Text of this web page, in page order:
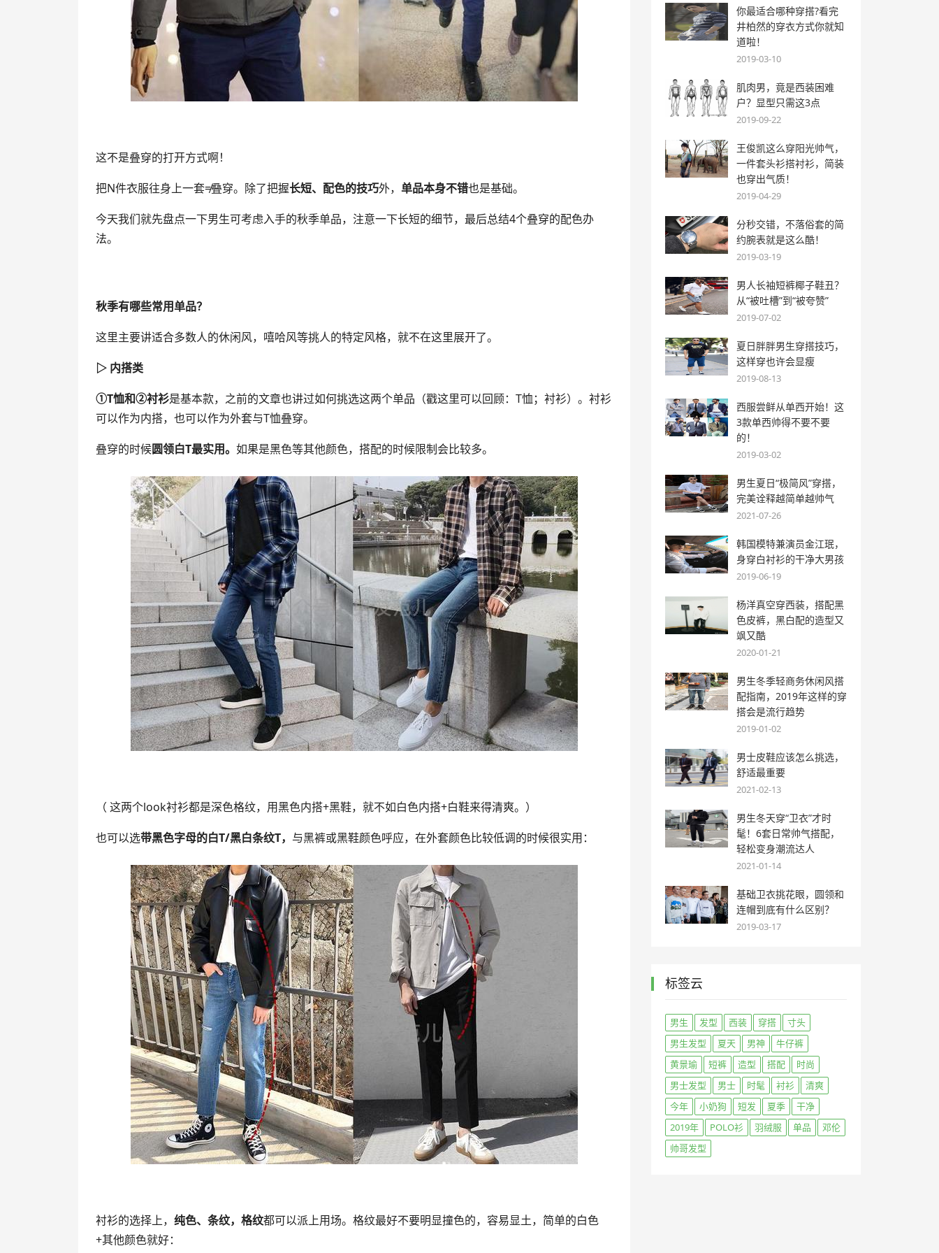
这不是叠穿的打开方式啊！
把N件衣服往身上一套≠叠穿。除了把握长短、配色的技巧外， 单品本身不错也是基础。
今天我们就先盘点一下男生可考虑入手的秋季单品，注意一下长短的细节，最后总结4个叠穿的配色办
法。
秋季有哪些常用单品？
这里主要讲适合多数人的休闲风，嘻哈风等挑人的特定风格，就不在这里展开了。
▷ 内搭类
①T恤和②衬衫是基本款，之前的文章也讲过如何挑选这两个单品（戳这里可以回顾：T恤；衬衫）。衬衫
可以作为内搭，也可以作为外套与T恤叠穿。
叠穿的时候圆领白T最实用。 如果是黑色等其他颜色，搭配的时候限制会比较多。
（ 这两个look衬衫都是深色格纹，用黑色内搭+黑鞋，就不如白色内搭+白鞋来得清爽。）
也可以选带黑色字母的白T/黑白条纹T， 与黑裤或黑鞋颜色呼应，在外套颜色比较低调的时候很实用：
衬衫的选择上， 纯色、条纹，格纹都可以派上用场。格纹最好不要明显撞色的，容易显土，简单的白色
+其他颜色就好：
你最适合哪种穿搭?看完
井柏然的穿衣方式你就知
道啦！
2019-03-10
肌肉男，竟是西装困难
户？显型只需这3点
2019-09-22
王俊凯这么穿阳光帅气，
一件套头衫搭衬衫，简装
也穿出气质！
2019-04-29
分秒交错，不落俗套的简
约腕表就是这么酷！
2019-03-19
男人长袖短裤椰子鞋丑？
从“被吐槽”到“被夸赞”
2019-07-02
夏日胖胖男生穿搭技巧，
这样穿也许会显瘦
2019-08-13
西服尝鲜从单西开始！这
3款单西帅得不要不要
的！
2019-03-02
男生夏日“极简风”穿搭，
完美诠释越简单越帅气
2021-07-26
韩国模特兼演员金江珉，
身穿白衬衫的干净大男孩
2019-06-19
杨洋真空穿西装，搭配黑
色皮裤，黑白配的造型又
飒又酷
2020-01-21
男生冬季轻商务休闲风搭
配指南，2019年这样的穿
搭会是流行趋势
2019-01-02
男士皮鞋应该怎么挑选，
舒适最重要
2021-02-13
男生冬天穿“卫衣”才时
髦！6套日常帅气搭配，
轻松变身潮流达人
2021-01-14
基础卫衣挑花眼，圆领和
连帽到底有什么区别？
2019-03-17
标签云
男生 发型 西装 穿搭
寸头
男生发型
夏天 男神
牛仔裤
黄景瑜
短裤 造型 搭配
时尚
男士发型
男士 时髦 衬衫
清爽
今年
小奶狗 短发 夏季
干净
2019年
POLO衫 羽绒服 单品
邓伦
帅哥发型